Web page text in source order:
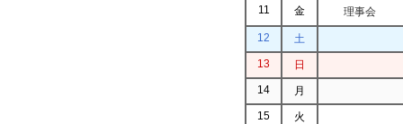
11
金 理事会
12
土
13
日
14
月
15
火